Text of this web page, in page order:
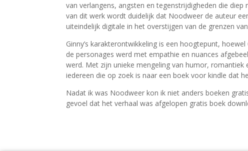
van verlangens, angsten en tegenstrijdigheden die
van dit werk wordt duidelijk dat Noodweer de auteur
uiteindelijk digitale in het overstijgen van de grenzen
Ginny’s karakterontwikkeling is een hoogtepunt,
de personages werd met empathie en nuances
werd. Met zijn unieke mengeling van humor,
iedereen die op zoek is naar een boek voor kindle dat
Nadat ik was Noodweer kon ik niet anders boeken
gevoel dat het verhaal was afgelopen gratis boek